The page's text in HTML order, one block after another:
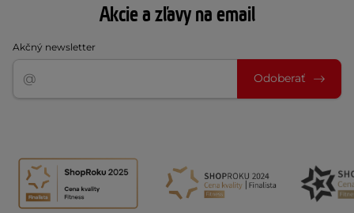
Akcie a zľavy na email
Akčný newsletter
Odoberať